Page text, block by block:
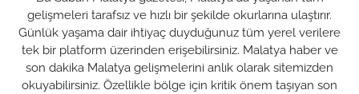
gelişmeleri tarafsız ve hızlı bir şekilde okurlarına ulaştırır.
Günlük yaşama dair ihtiyaç duyduğunuz tüm yerel verilere
tek bir platform üzerinden erişebilirsiniz. Malatya haber ve
son dakika Malatya gelişmelerini anlık olarak sitemizden
okuyabilirsiniz. Özellikle bölge için kritik önem taşıyan son